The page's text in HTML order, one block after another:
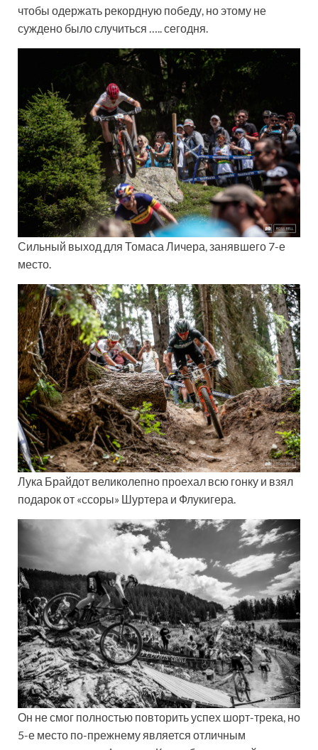
чтобы одержать рекордную победу, но этому не
суждено было случиться ….. сегодня.
Сильный выход для Томаса Личера, занявшего 7-е
место.
Лука Брайдот великолепно проехал всю гонку и взял
подарок от «ссоры» Шуртера и Флукигера.
Он не смог полностью повторить успех шорт-трека, но
5-е место по-прежнему является отличным